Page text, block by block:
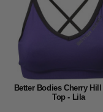
Better Bodies Cherry
Top - Lila